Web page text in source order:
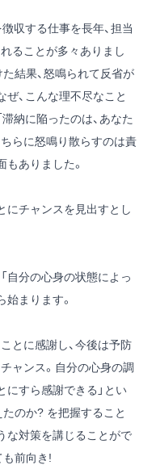
収する仕事を長年、担当
ることが多々ありまし
結果、怒鳴られて反省が
ぜ、こんな理不尽なこと
納に陥ったのは、あなた
らに怒鳴り散らすのは責
ありました。
にチャンスを見出すとし
自分の心身の状態によっ
始まります。
とに感謝し、今後は予防
ャンス。自分の心身の調
にすら感謝できる」とい
のか? を把握すること
な対策を講じることがで
も前向き!